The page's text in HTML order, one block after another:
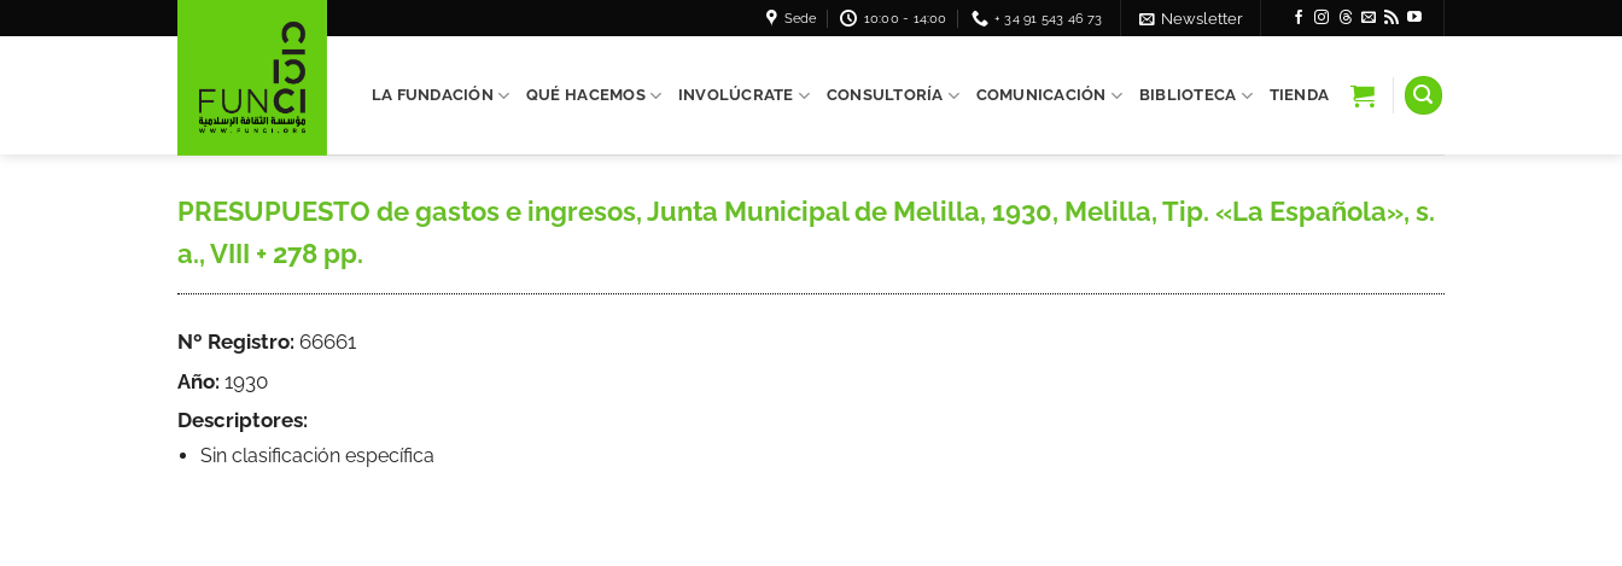
Sede 10:00 - 14:00 + 34 91 543 46 73 Newsletter
LA FUNDACIÓN QUÉ HACEMOS INVOLÚCRATE CONSULTORÍA COMUNICACIÓN BIBLIOTECA TIENDA
PRESUPUESTO de gastos e ingresos, Junta Municipal de Melilla, 1930, Melilla, Tip. «La Española», s.
a., VIII + 278 pp.
Nº Registro: 66661
Año: 1930
Descriptores:
Sin clasificación específica